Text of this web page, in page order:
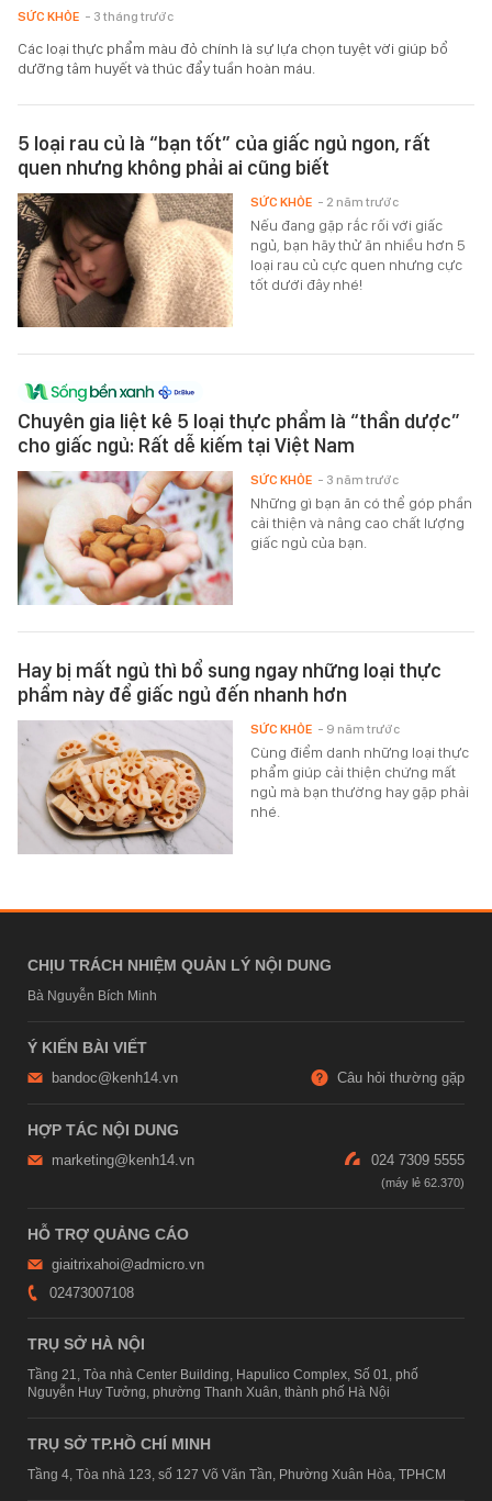
SỨC KHỎE - 3 tháng trước
Các loại thực phẩm màu đỏ chính là sự lựa chọn tuyệt vời giúp bổ
dưỡng tâm huyết và thúc đẩy tuần hoàn máu.
5 loại rau củ là “bạn tốt” của giấc ngủ ngon, rất
quen nhưng không phải ai cũng biết
Nếu đang gặp rắc rối với giấc
ngủ, bạn hãy thử ăn nhiều hơn 5
loại rau củ cực quen nhưng cực
tốt dưới đây nhé!
SỨC KHỎE - 2 năm trước
Chuyên gia liệt kê 5 loại thực phẩm là “thần dược”
cho giấc ngủ: Rất dễ kiếm tại Việt Nam
Những gì bạn ăn có thể góp phần
cải thiện và nâng cao chất lượng
giấc ngủ của bạn.
SỨC KHỎE - 3 năm trước
Hay bị mất ngủ thì bổ sung ngay những loại thực
phẩm này để giấc ngủ đến nhanh hơn
Cùng điểm danh những loại thực
phẩm giúp cải thiện chứng mất
ngủ mà bạn thường hay gặp phải
nhé.
SỨC KHỎE - 9 năm trước
CHỊU TRÁCH NHIỆM QUẢN LÝ NỘI DUNG
Bà Nguyễn Bích Minh
Ý KIẾN BÀI VIẾT
bandoc@kenh14.vn Câu hỏi thường gặp
HỢP TÁC NỘI DUNG
marketing@kenh14.vn 024 7309 5555
HỖ TRỢ QUẢNG CÁO
giaitrixahoi@admicro.vn
02473007108
TRỤ SỞ HÀ NỘI
Tầng 21, Tòa nhà Center Building, Hapulico Complex, Số 01, phố
Nguyễn Huy Tưởng, phường Thanh Xuân, thành phố Hà Nội
TRỤ SỞ TP.HỒ CHÍ MINH
Tầng 4, Tòa nhà 123, số 127 Võ Văn Tần, Phường Xuân Hòa, TPHCM